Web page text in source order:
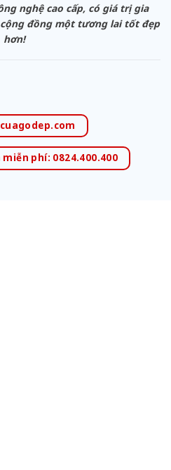
nghệ cao cấp, có giá trị gia
đồng một tương lai tốt đẹp
hơn!
phí: 0824.400.400